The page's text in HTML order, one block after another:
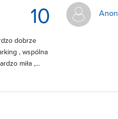
10
dobrze
, wspólna
miła ,...